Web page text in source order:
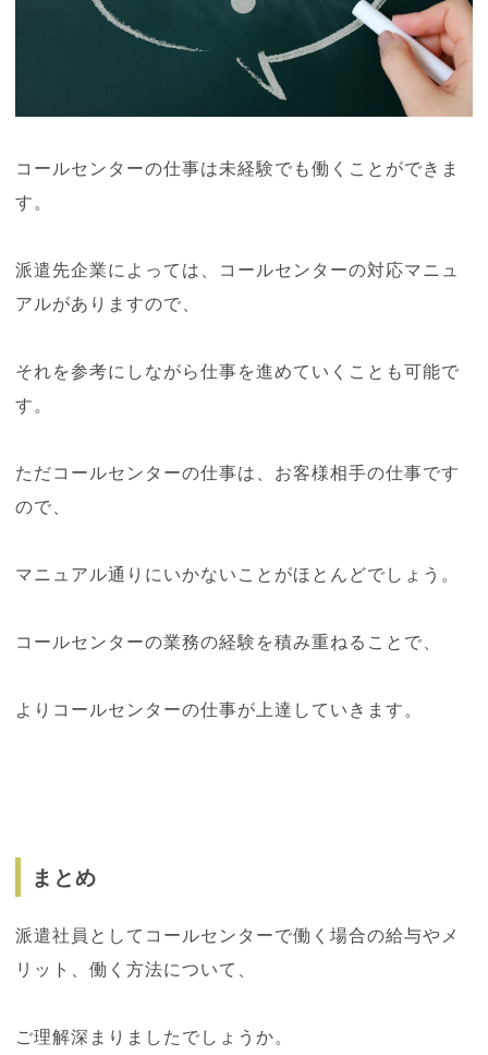
コールセンターの仕事は未経験でも働くことができま
す。
派遣先企業によっては、コールセンターの対応マニュ
アルがありますので、
それを参考にしながら仕事を進めていくことも可能で
す。
ただコールセンターの仕事は、お客様相手の仕事です
ので、
マニュアル通りにいかないことがほとんどでしょう。
コールセンターの業務の経験を積み重ねることで、
よりコールセンターの仕事が上達していきます。
まとめ
派遣社員としてコールセンターで働く場合の給与やメ
リット、働く方法について、
ご理解深まりましたでしょうか。